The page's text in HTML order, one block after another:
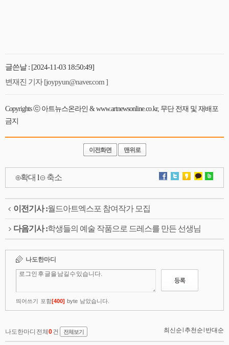
글쓴날 : [2024-11-03 18:50:49]
변재진 기자 [joypyun@naver.com ]
Copyrights ⓒ 아트뉴스온라인 & www.artnewsonline.co.kr, 무단 전재 및 재배포
금지
이전화면 맨위로
확대 l 축소
이전기사 :월드아트엑스포 참여작가 모집
다음기사 :학생들의 예술 작품으로 드레스를 만든 선생님